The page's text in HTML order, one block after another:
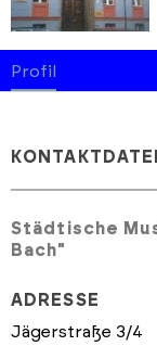
Profil
Städtische
Bach"
ADRESSE
Jägerstraße 3/4